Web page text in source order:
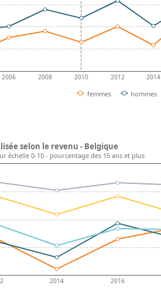
2006 2008 2010 2012 2014
femmes hommes
2014 2016
selon le revenu - Belgique
échelle 0-10 - pourcentage des 15 ans et plus